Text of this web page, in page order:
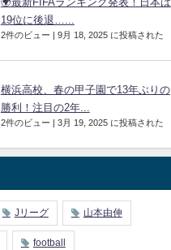
🌍最新FIFAランキング発表！日本は
19位に後退…...
2件のビュー 9月 18, 2025 に投稿された
横浜高校、春の甲子園で13年ぶりの
勝利！注目の2年...
2件のビュー 3月 19, 2025 に投稿された
Jリーグ 山本由伸
football